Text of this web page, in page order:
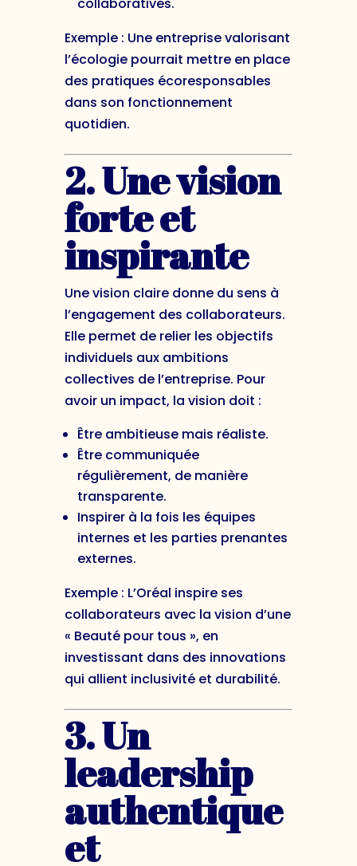
Exemple : Une entreprise valorisant
l’écologie pourrait mettre en place
des pratiques écoresponsables
dans son fonctionnement
quotidien.
2. Une vision
forte et
inspirante
Une vision claire donne du sens à
l’engagement des collaborateurs.
Elle permet de relier les objectifs
individuels aux ambitions
collectives de l’entreprise. Pour
avoir un impact, la vision doit :
Être ambitieuse mais réaliste.
Être communiquée
régulièrement, de manière
transparente.
Inspirer à la fois les équipes
internes et les parties prenantes
externes.
Exemple : L’Oréal inspire ses
collaborateurs avec la vision d’une
« Beauté pour tous », en
investissant dans des innovations
qui allient inclusivité et durabilité.
3. Un
leadership
authentique
et